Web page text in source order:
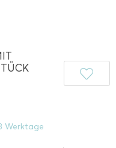
Werktage